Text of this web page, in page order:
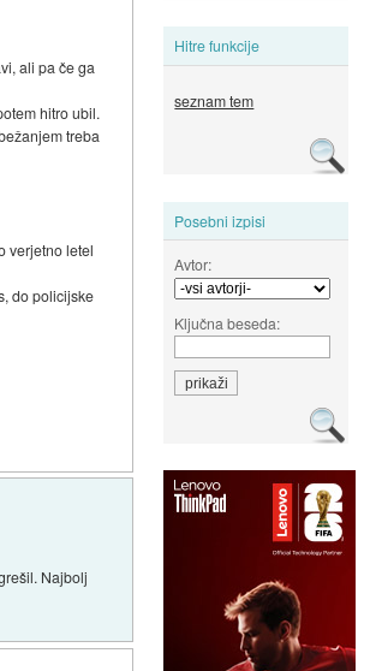
Hitre funkcije
seznam tem
Posebni izpisi
Avtor:
Ključna beseda:
ali pa če ga
hitro ubil.
treba
verjetno letel
do policijske
Najbolj